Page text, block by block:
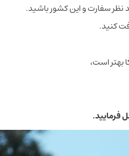
نظر سفارت و این کشور باشید.
کنید.
بهتر است،
فرمایید.